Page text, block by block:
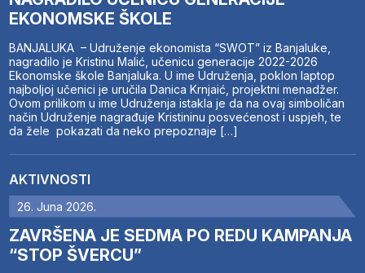
EKONOMSKE ŠKOLE
BANJALUKA – Udruženje ekonomista “SWOT” iz Banjaluke,
nagradilo je Kristinu Malić, učenicu generacije 2022-2026
Ekonomske škole Banjaluka. U ime Udruženja, poklon laptop
najboljoj učenici je uručila Danica Krnjaić, projektni menadžer.
Ovom prilikom u ime Udruženja istakla je da na ovaj simboličan
način Udruženje nagrađuje Kristininu posvećenost i uspjeh, te
da žele pokazati da neko prepoznaje […]
AKTIVNOSTI
26. Juna 2026.
ZAVRŠENA JE SEDMA PO REDU KAMPANJA
“STOP ŠVERCU”